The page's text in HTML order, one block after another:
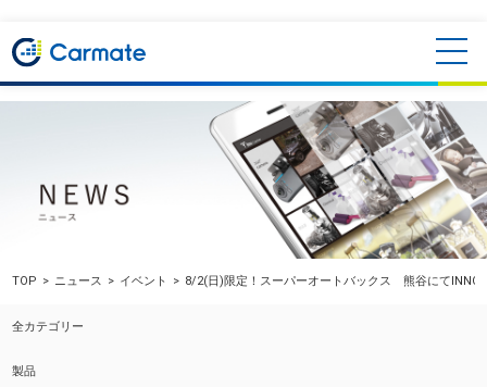
TOP ニュース イベント 8/2(日)限定！スーパーオートバックス 熊谷にてINNO
全カテゴリー
製品